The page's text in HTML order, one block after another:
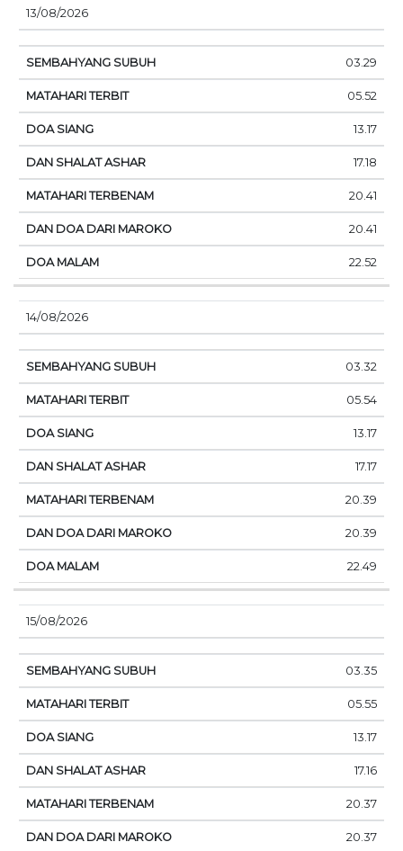
13/08/2026
03.29
05.52
13.17
17.18
20.41
20.41
22.52
14/08/2026
03.32
05.54
13.17
17.17
20.39
20.39
22.49
15/08/2026
03.35
05.55
13.17
17.16
20.37
20.37